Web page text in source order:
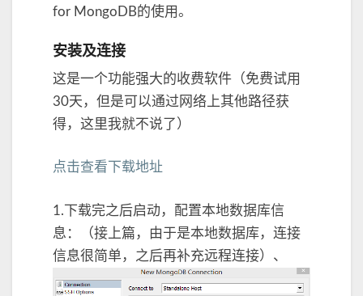
使
用
for MongoDB的使用。
安装及连接
这是一个功能强大的收费软件（免费试用
30天，但是可以通过网络上其他路径获
得，这里我就不说了）
点击查看下载地址
1.下载完之后启动，配置本地数据库信
息：（接上篇，由于是本地数据库，连接
信息很简单，之后再补充远程连接）、